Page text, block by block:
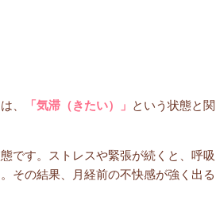
、 「気滞（きたい）」 という状態と関
です。ストレスや緊張が続くと、呼吸
その結果、月経前の不快感が強く出る